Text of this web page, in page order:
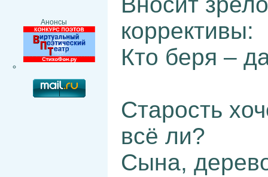
Анонсы
коррективы:
Кто беря –
Старость
всё ли?
Сына,